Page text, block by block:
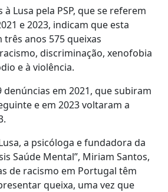
Lusa pela PSP, que se referem
e 2023, indicam que esta
três anos 575 queixas
discriminação, xenofobia
e à violência.
denúncias em 2021, que subiram
e em 2023 voltaram a
a psicóloga e fundadora da
Saúde Mental”, Miriam Santos,
de racismo em Portugal têm
queixa, uma vez que